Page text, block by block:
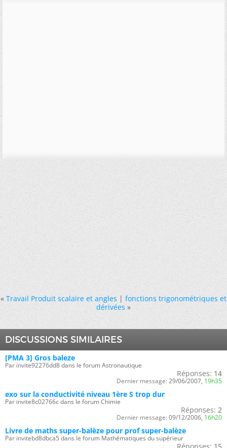
« Travail Produit scalaire et angles|fonctions trigonométriques et
dérivées »
DISCUSSIONS SIMILAIRES
[PMA 3] Gros baleze
Par invite92276dd8 dans le forum Astronautique
Réponses: 14
Dernier message: 29/06/2007, 19h35
exo sur la conductivité niveau 1ère S trop dur
Par invite8c02766c dans le forum Chimie
Réponses: 2
Dernier message: 09/12/2006, 16h20
Livre de maths super-balèze pour prof super-balèze
Par invitebd8dbca5 dans le forum Mathématiques du supérieur